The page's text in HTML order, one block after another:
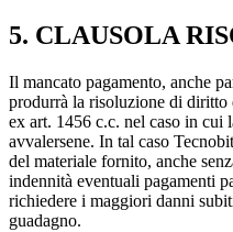
5. CLAUSOLA
Il mancato pagamento, anche
produrrà la risoluzione di
ex art. 1456 c.c. nel caso in cui
avvalersene. In tal caso
del materiale fornito, anche
indennità eventuali pagamenti
richiedere i maggiori danni
guadagno.